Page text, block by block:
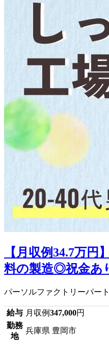
【月収例34.7万円
料の製造◎祝金あ
パーソルファクトリーパー
給与 月収例347,000円
勤務
地
兵庫県 豊岡市